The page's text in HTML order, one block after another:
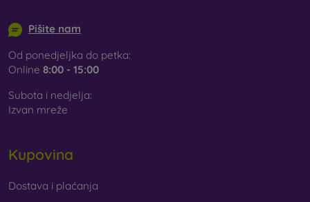
Pišite nam
Od ponedjeljka do petka:
Online 8:00 - 15:00
Subota i nedjelja:
Izvan mreže
Kupovina
Dostava i plaćanja